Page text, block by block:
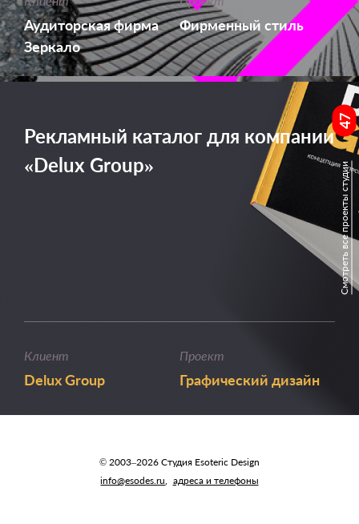
Аудиторская фирма
Зеркало
Фирменный стиль
Рекламный каталог для компании
«Delux Group»
Клиент
Delux Group
Проект
Графический дизайн
Смотреть все проекты студии
47
© 2003–2026 Студия Esoteric Design
info@esodes.ru, адреса и телефоны